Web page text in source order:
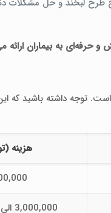
و حرفه‌ای به بیماران ارائه
توجه داشته باشید که
هزینه
3,000,000 الی 4,000,000